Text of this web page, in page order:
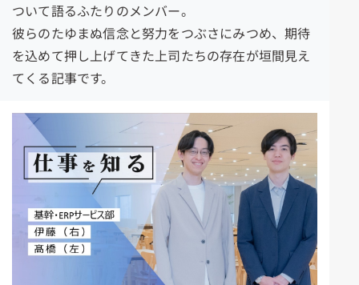
ついて語るふたりのメンバー。
彼らのたゆまぬ信念と努力をつぶさにみつめ、期待
を込めて押し上げてきた上司たちの存在が垣間見え
てくる記事です。